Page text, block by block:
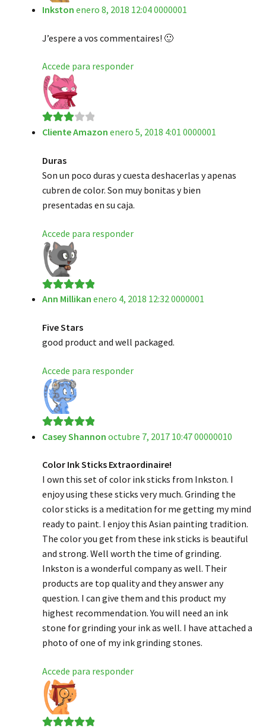
Inkston enero 8, 2018 12:04 0000001
J’espere a vos commentaires! 🙂
Accede para responder
Valorad
de 5
Cliente Amazon enero 5, 2018 4:01 0000001
Duras
Son un poco duras y cuesta deshacerlas y apenas
cubren de color. Son muy bonitas y bien
presentadas en su caja.
Accede para responder
Valorado en5
Ann Millikan enero 4, 2018 12:32 0000001
Five Stars
good product and well packaged.
Accede para responder
Valorado en5
Casey Shannon octubre 7, 2017 10:47 00000010
Color Ink Sticks Extraordinaire!
I own this set of color ink sticks from Inkston. I
enjoy using these sticks very much. Grinding the
color sticks is a meditation for me getting my mind
ready to paint. I enjoy this Asian painting tradition.
The color you get from these ink sticks is beautiful
and strong. Well worth the time of grinding.
Inkston is a wonderful company as well. Their
products are top quality and they answer any
question. I can give them and this product my
highest recommendation. You will need an ink
stone for grinding your ink as well. I have attached a
photo of one of my ink grinding stones.
Accede para responder